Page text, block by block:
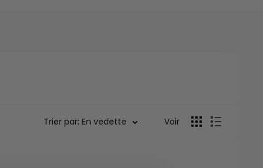
Trier par: En vedette Voir